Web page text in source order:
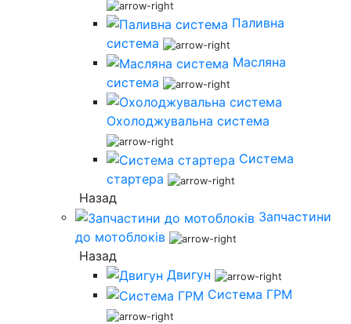
Паливна
система
Масляна
система
Охолоджувальна система
Система
стартера
Назад
Запчастини
до мотоблоків
Назад
Двигун
Система ГРМ